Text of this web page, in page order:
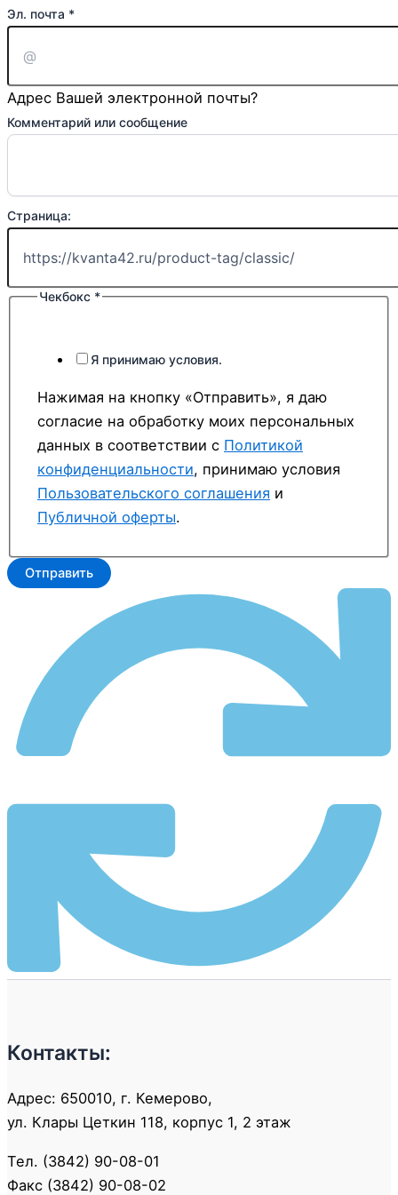
Эл. почта *
Адрес Вашей электронной почты?
Комментарий или сообщение
Страница:
Чекбокс *
Я принимаю условия.
Нажимая на кнопку «Отправить», я даю
согласие на обработку моих персональных
данных в соответствии с Политикой
конфиденциальности, принимаю условия
Пользовательского соглашения и
Публичной оферты.
Отправить
Контакты:
Адрес: 650010, г. Кемерово,
ул. Клары Цеткин 118, корпус 1, 2 этаж
Тел. (3842) 90-08-01
Факс (3842) 90-08-02